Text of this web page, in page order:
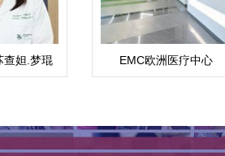
查妲.梦琨
）
EMC欧洲医疗中心